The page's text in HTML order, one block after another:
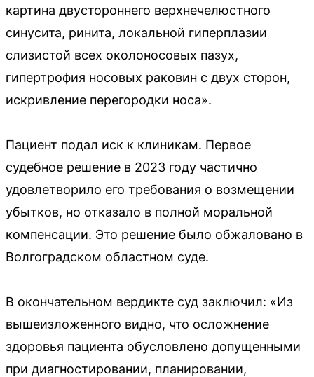
картина двустороннего верхнечелюстного
синусита, ринита, локальной гиперплазии
слизистой всех околоносовых пазух,
гипертрофия носовых раковин с двух сторон,
искривление перегородки носа».
Пациент подал иск к клиникам. Первое
судебное решение в 2023 году частично
удовлетворило его требования о возмещении
убытков, но отказало в полной моральной
компенсации. Это решение было обжаловано в
Волгоградском областном суде.
В окончательном вердикте суд заключил: «Из
вышеизложенного видно, что осложнение
здоровья пациента обусловлено допущенными
при диагностировании, планировании,